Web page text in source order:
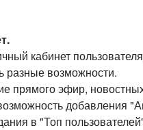
кабинет
разные возможности.
прямого эфир,
добавления
в "Топ